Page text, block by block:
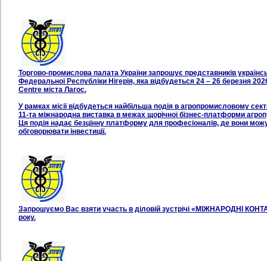
Торгово-промислова палата України запрошує представників
Федеральної Республіки Нігерія, яка відбудеться 24 – 26 березня
Centre міста Лагос.
У рамках місії відбудеться найбільша подія в агропромисловому
11-та міжнародна виставка в межах щорічної бізнес-платформи
Ця подія надає безцінну платформу для професіоналів, де вони
обговорювати інвестиції.
Запрошуємо Вас взяти участь в діловій зустрічі «МІЖНАРОДНІ
року.